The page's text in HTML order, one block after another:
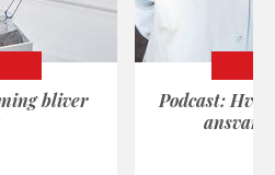
bliver
Podcast: